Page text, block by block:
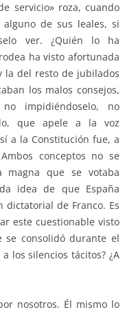
servicio» roza, cuando
de sus leales, si
ver. ¿Quién lo ha
ha visto afortunada
la del resto de jubilados
los malos consejos,
impidiéndoselo, no
que apele a la voz
a la Constitución fue, a
conceptos no se
magna que se votaba
idea de que España
de Franco. Es
este cuestionable visto
consolidó durante el
los silencios tácitos? ¿A
nosotros. Él mismo lo